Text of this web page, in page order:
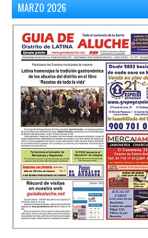
MARZO 2026